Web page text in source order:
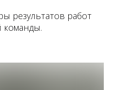
результатов работ